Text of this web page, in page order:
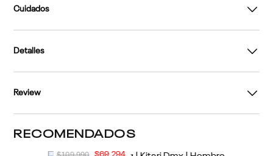
Cuidados
Detalles
Review
RECOMENDADOS